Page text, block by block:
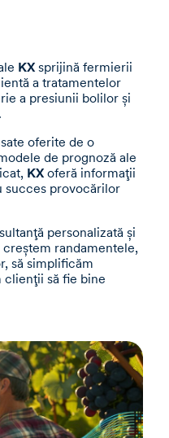
KX sprijină fermierii
a tratamentelor
a presiunii bolilor și
oferite de o
de prognoză ale
KX oferă informații
succes provocărilor
personalizată și
randamentele,
să simplificăm
clienții să fie bine